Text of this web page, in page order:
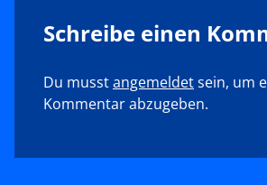
Schreibe einen
Du musstangemeldetsein, um
Kommentar abzugeben.